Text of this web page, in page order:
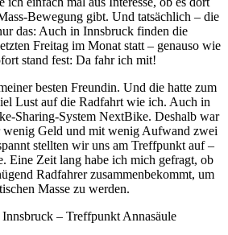
Bewegung gibt. Und tatsächlich – die
das: Auch in Innsbruck finden die
Freitag im Monat statt – genauso wie
stand fest: Da fahr ich mit!
besten Freundin. Und die hatte zum
Lust auf die Radfahrt wie ich. Auch in
Sharing-System NextBike. Deshalb war
wenig Geld und mit wenig Aufwand zwei
stellten wir uns am Treffpunkt auf –
Eine Zeit lang habe ich mich gefragt, ob
Radfahrer zusammenbekommt, um
Masse zu werden.